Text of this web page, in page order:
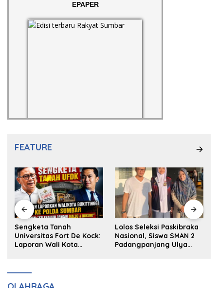
EPAPER
FEATURE
Sengketa Tanah
Universitas Fort De Kock:
Laporan Wali Kota
Lolos Seleksi Paskibraka
Nasional, Siswa SMAN 2
Padangpanjang Ulya